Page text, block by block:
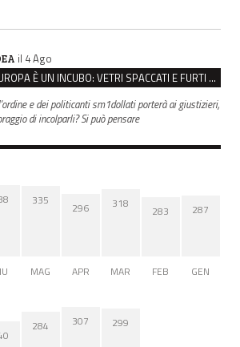
il 4 Ago
REGGIO, PIAZZALE EUROPA È UN INCUBO: VETRI SPACCATI E FURTI SULLE AUTO IN SOSTA
e dei politicanti sm1dollati porterà ai giustizieri,
di incolparli? Si può pensare
335
MAG
296
APR
318
MAR
283
FEB
287
GEN
284 307 299